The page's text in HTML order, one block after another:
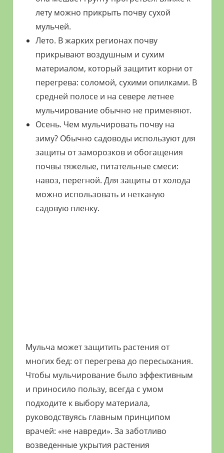
лету можно прикрыть почву сухой
мульчей.
Лето. В жарких регионах почву
прикрывают воздушным и сухим
материалом, который защитит корни от
перегрева: соломой, сухими опилками. В
средней полосе и на севере летнее
мульчирование обычно не применяют.
Осень. Чем мульчировать почву на
зиму? Обычно садоводы используют для
защиты от заморозков и обогащения
почвы тяжелые, питательные смеси:
навоз, перегной. Для защиты от холода
можно использовать и нетканую
садовую пленку.
Мульча может защитить растения от
многих бед: от перегрева до пересыхания.
Чтобы мульчирование было эффективным
и приносило пользу, всегда с умом
подходите к выбору материала,
руководствуясь главным принципом
врачей: «не навреди». За заботливо
возведенные укрытия растения